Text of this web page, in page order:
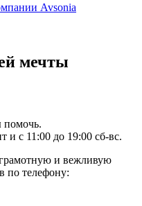
мечты
помочь.
и с 11:00 до 19:00 сб-вс.
и вежливую
по телефону: